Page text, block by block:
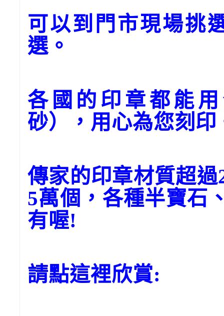
可以到門市現場挑
選。
各國的印章都能
砂），用心為您刻印
傳家的印章材質超
5萬個，各種半寶石
有喔!
請點這裡欣賞: